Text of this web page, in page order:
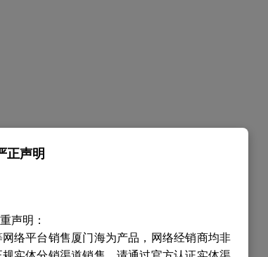
正声明
声明：
络平台销售厦门海为产品，网络经销商均非